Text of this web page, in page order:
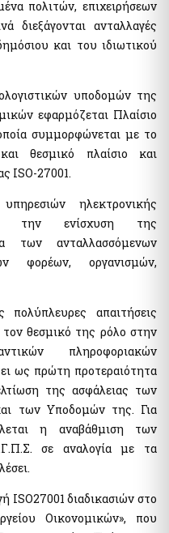
& Εποπτευόμενων
(ΔΑΥΚ)
Οριζόντιων
Διοίκησης
Τομέα για
συστήματα του
Δημοσίου
Δημοσίου
Ψηφιακές Υπογραφές
Αιγιαλού
Περιουσίας
Κορωνοϊού Αίτηση
Δημοσίου στην
Προϊόντων (ID Issuer)
Κύριας Κατοικίας
ακινήτων προς τους ΟΤΑ
Κορωνοιού
πολιτών, επιχειρήσεων
διεξάγονται ανταλλαγές
και του ιδιωτικού
υποδομών της
εφαρμόζεται Πλαίσιο
συμμορφώνεται με το
θεσμικό πλαίσιο και
ISO-27001.
ηλεκτρονικής
την ενίσχυση της
των ανταλλασσόμενων
φορέων, οργανισμών,
απαιτήσεις
θεσμικό της ρόλο στην
πληροφοριακών
ως πρώτη προτεραιότητα
της ασφάλειας των
των Υποδομών της. Για
η αναβάθμιση των
σε αναλογία με τα
ISO27001 διαδικασιών στο
Οικονομικών», που